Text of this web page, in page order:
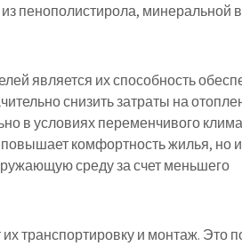
пенополистирола, минеральной
является их способность
снизить затраты на
в условиях переменчивого
комфортность жилья, но и
среду за счет меньшего
транспортировку и монтаж. Это